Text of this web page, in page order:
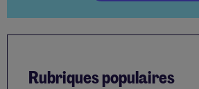
Rubriques populaires